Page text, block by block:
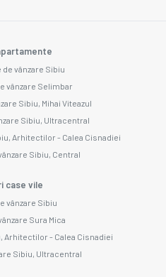
vânzare Sibiu
vânzare Selimbar
Sibiu, Mihai Viteazul
Sibiu, Ultracentral
Arhitectilor - Calea Cisnadiei
Sibiu, Central
case vile
vânzare Sibiu
Sura Mica
Arhitectilor - Calea Cisnadiei
Sibiu, Ultracentral